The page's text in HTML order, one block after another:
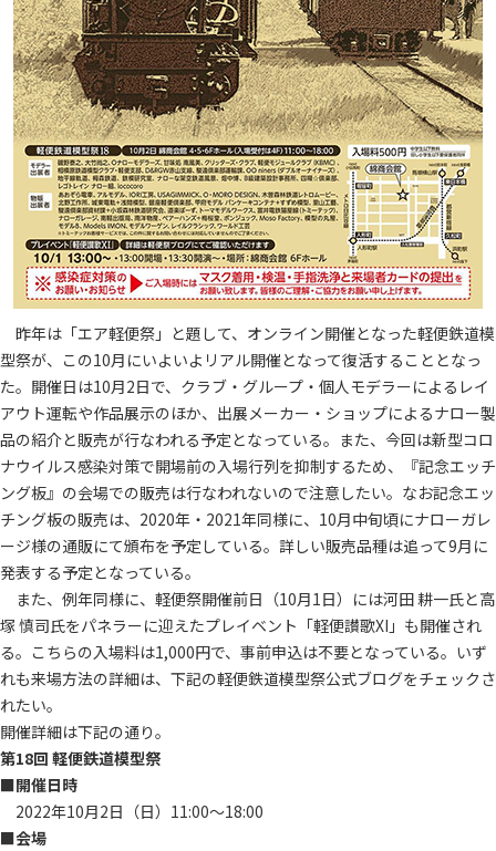
昨年は「エア軽便祭」と題して、オンライン開催となった軽便鉄道模
型祭が、この10月にいよいよリアル開催となって復活することとなっ
た。開催日は10月2日で、クラブ・グループ・個人モデラーによるレイ
アウト運転や作品展示のほか、出展メーカー・ショップによるナロー製
品の紹介と販売が行なわれる予定となっている。また、今回は新型コロ
ナウイルス感染対策で開場前の入場行列を抑制するため、『記念エッチ
ング板』の会場での販売は行なわれないので注意したい。なお記念エッ
チング板の販売は、2020年・2021年同様に、10月中旬頃にナローガレ
ージ様の通販にて頒布を予定している。詳しい販売品種は追って9月に
発表する予定となっている。
また、例年同様に、軽便祭開催前日（10月1日）には河田 耕一氏と高
塚 慎司氏をパネラーに迎えたプレイベント「軽便讃歌XI」も開催され
る。こちらの入場料は1,000円で、事前申込は不要となっている。いず
れも来場方法の詳細は、下記の軽便鉄道模型祭公式ブログをチェックさ
れたい。
開催詳細は下記の通り。
第18回 軽便鉄道模型祭
■開催日時
2022年10月2日（日）11:00～18:00
■会場